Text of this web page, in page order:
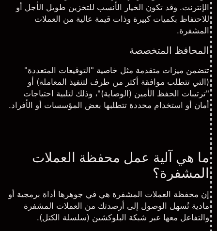
الإنترنت. وقد تكون الخيار الأنسب للتخزين طويل الأجل أو
للاحتفاظ بكميات كبيرة وذات قيمة عالية من العملات
المشفرة.
المحافظ المتخصصة
تتضمن ميزات متقدمة مثل خاصية "التوقيعات المتعددة"
(التي تتطلب موافقة أكثر من طرف لتنفيذ المعاملة) أو
"ترتيبات الحفظ الأمين (الوصاية)"، وذلك لتلبية احتياجات
أمان أو استخدام محددة تتطلبها بعض المؤسسات أو الأفراد.
ما هي آلية عمل محفظة العملات
المشفرة؟
إن محفظة العملات المشفرة هي في جوهرها أداة برمجية أو
مادية تُسهل الوصول إلى أرصدتك من العملات المشفرة
والتفاعل معها عبر شبكة البلوكشين (سلسلة الكتل).